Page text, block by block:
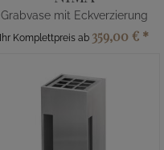
Grabvase mit Eckverzierung
Ihr Komplettpreis ab 359,00 € *